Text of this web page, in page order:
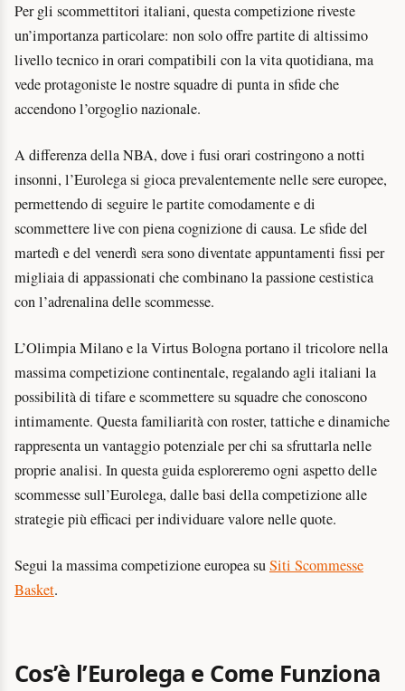
Per gli scommettitori italiani, questa competizione riveste
un’importanza particolare: non solo offre partite di altissimo
livello tecnico in orari compatibili con la vita quotidiana, ma
vede protagoniste le nostre squadre di punta in sfide che
accendono l’orgoglio nazionale.
A differenza della NBA, dove i fusi orari costringono a notti
insonni, l’Eurolega si gioca prevalentemente nelle sere europee,
permettendo di seguire le partite comodamente e di
scommettere live con piena cognizione di causa. Le sfide del
martedì e del venerdì sera sono diventate appuntamenti fissi per
migliaia di appassionati che combinano la passione cestistica
con l’adrenalina delle scommesse.
L’Olimpia Milano e la Virtus Bologna portano il tricolore nella
massima competizione continentale, regalando agli italiani la
possibilità di tifare e scommettere su squadre che conoscono
intimamente. Questa familiarità con roster, tattiche e dinamiche
rappresenta un vantaggio potenziale per chi sa sfruttarla nelle
proprie analisi. In questa guida esploreremo ogni aspetto delle
scommesse sull’Eurolega, dalle basi della competizione alle
strategie più efficaci per individuare valore nelle quote.
Segui la massima competizione europea suSiti Scommesse
Basket.
Cos’è l’Eurolega e Come Funziona